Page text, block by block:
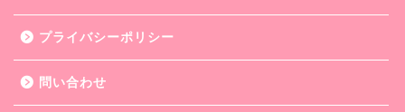
プライバシーポリシー
問い合わせ